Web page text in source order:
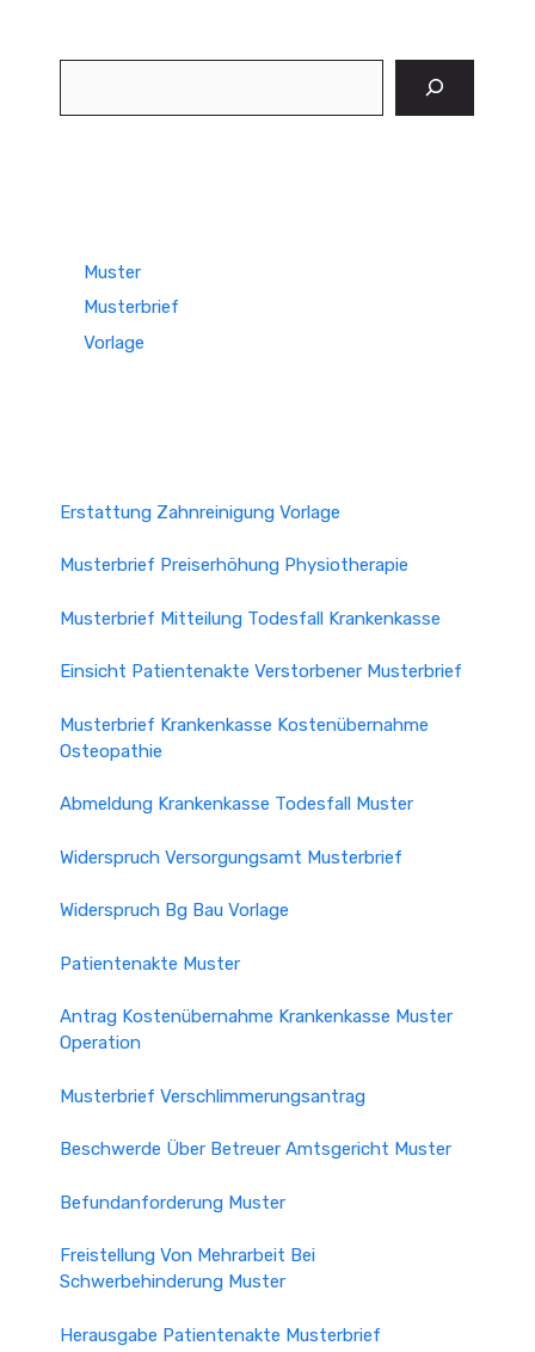
Muster
Musterbrief
Vorlage
Erstattung Zahnreinigung Vorlage
Musterbrief Preiserhöhung Physiotherapie
Musterbrief Mitteilung Todesfall Krankenkasse
Einsicht Patientenakte Verstorbener Musterbrief
Musterbrief Krankenkasse Kostenübernahme
Osteopathie
Abmeldung Krankenkasse Todesfall Muster
Widerspruch Versorgungsamt Musterbrief
Widerspruch Bg Bau Vorlage
Patientenakte Muster
Antrag Kostenübernahme Krankenkasse Muster
Operation
Musterbrief Verschlimmerungsantrag
Beschwerde Über Betreuer Amtsgericht Muster
Befundanforderung Muster
Freistellung Von Mehrarbeit Bei
Schwerbehinderung Muster
Herausgabe Patientenakte Musterbrief